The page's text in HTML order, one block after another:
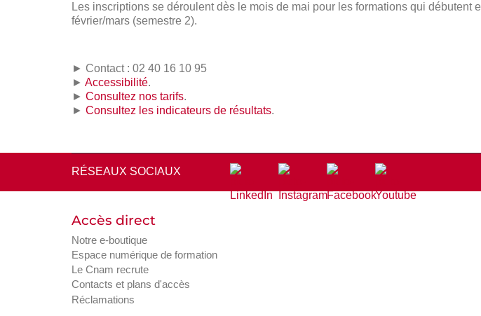
Les inscriptions se déroulent dès le mois de mai pour les formations qui
février/mars (semestre 2).
► Contact : 02 40 16 10 95
► Accessibilité.
► Consultez nos tarifs.
► Consultez les indicateurs de résultats.
RÉSEAUX SOCIAUX
Accès direct
Notre e-boutique
Espace numérique de formation
Le Cnam recrute
Contacts et plans d'accès
Réclamations